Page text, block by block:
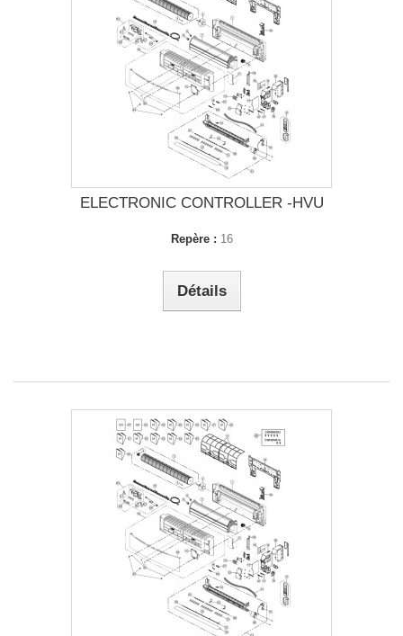
ELECTRONIC CONTROLLER -HVU
Repère : 16
Détails